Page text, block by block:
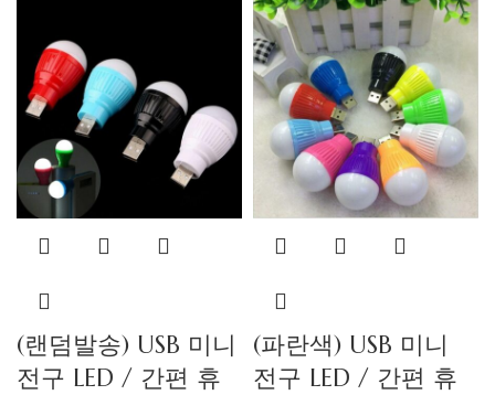
(랜덤발송) USB 미니
전구 LED / 간편 휴
(파란색) USB 미니
전구 LED / 간편 휴